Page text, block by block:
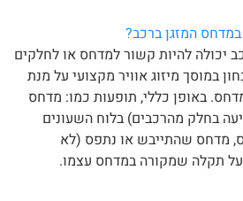
המזגן ברכב?
להיות קשור למדחס או לחלקים
מיזוג אוויר מקצועי על מנת
באופן כללי, תופעות כמו: מדחס
בחלק מהרכבים) בלוח השעונים
שהתייבש או נתפס (לא
תקלה שמקורה במדחס עצמו.